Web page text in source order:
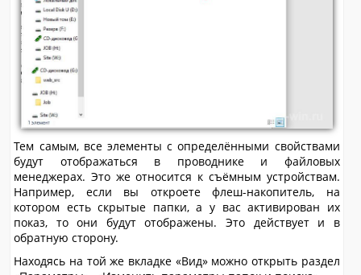
Тем самым, все элементы с определёнными свойствами
будут отображаться в проводнике и файловых
менеджерах. Это же относится к съёмным устройствам.
Например, если вы откроете флеш-накопитель, на
котором есть скрытые папки, а у вас активирован их
показ, то они будут отображены. Это действует и в
обратную сторону.
Находясь на той же вкладке «Вид» можно открыть раздел